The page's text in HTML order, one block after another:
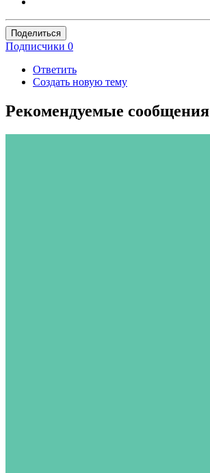
Поделиться
Подписчики 0
Ответить
Создать новую тему
Рекомендуемые сообщения